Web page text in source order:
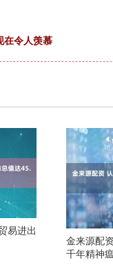
在令人羡慕
易进出
金来源配
千年精神